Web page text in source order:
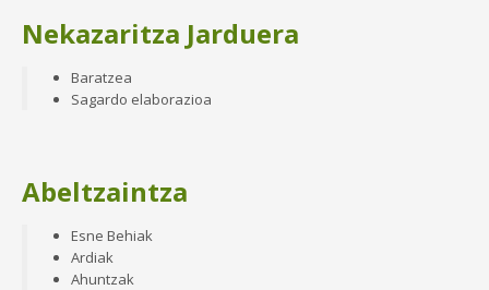
Nekazaritza Jarduera
Baratzea
Sagardo elaborazioa
Abeltzaintza
Esne Behiak
Ardiak
Ahuntzak